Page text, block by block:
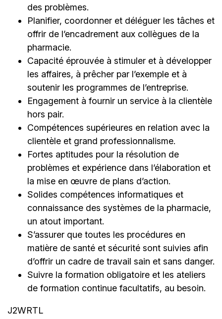
des problèmes.
Planifier, coordonner et déléguer les tâches et
offrir de l’encadrement aux collègues de la
pharmacie.
Capacité éprouvée à stimuler et à développer
les affaires, à prêcher par l’exemple et à
soutenir les programmes de l’entreprise.
Engagement à fournir un service à la clientèle
hors pair.
Compétences supérieures en relation avec la
clientèle et grand professionnalisme.
Fortes aptitudes pour la résolution de
problèmes et expérience dans l’élaboration et
la mise en œuvre de plans d’action.
Solides compétences informatiques et
connaissance des systèmes de la pharmacie,
un atout important.
S’assurer que toutes les procédures en
matière de santé et sécurité sont suivies afin
d’offrir un cadre de travail sain et sans danger.
Suivre la formation obligatoire et les ateliers
de formation continue facultatifs, au besoin.
J2WRTL